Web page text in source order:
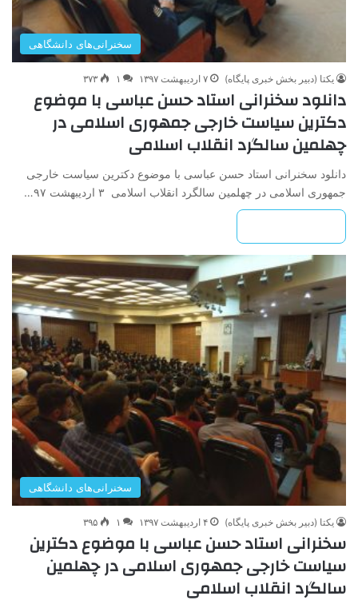
سخنرانی‌های دانشگاهی
یکتا (دبیر بخش خبری پایگاه) ۷ اردیبهشت ۱۳۹۷ ۱ ۳۷۳
دانلود سخنرانی استاد حسن عباسی با موضوع
دکترین سیاست خارجی جمهوری اسلامی در
چهلمین سالگرد انقلاب اسلامی
دانلود سخنرانی استاد حسن عباسی با موضوع دکترین سیاست خارجی
جمهوری اسلامی در چهلمین سالگرد انقلاب اسلامی ۳ اردیبهشت ۹۷…
سخنرانی‌های دانشگاهی
یکتا (دبیر بخش خبری پایگاه) ۴ اردیبهشت ۱۳۹۷ ۱ ۳۹۵
سخنرانی استاد حسن عباسی با موضوع دکترین
سیاست خارجی جمهوری اسلامی در چهلمین
سالگرد انقلاب اسلامی